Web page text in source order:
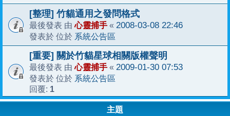
[整理] 竹貓通用之發問格式
最後發表 由心靈捕手 « 2008-03-08 22:46
發表於 位於 系統公告區
[重要] 關於竹貓星球相關版權聲明
最後發表 由心靈捕手 « 2009-01-30 07:53
發表於 位於 系統公告區
回覆: 1
主題